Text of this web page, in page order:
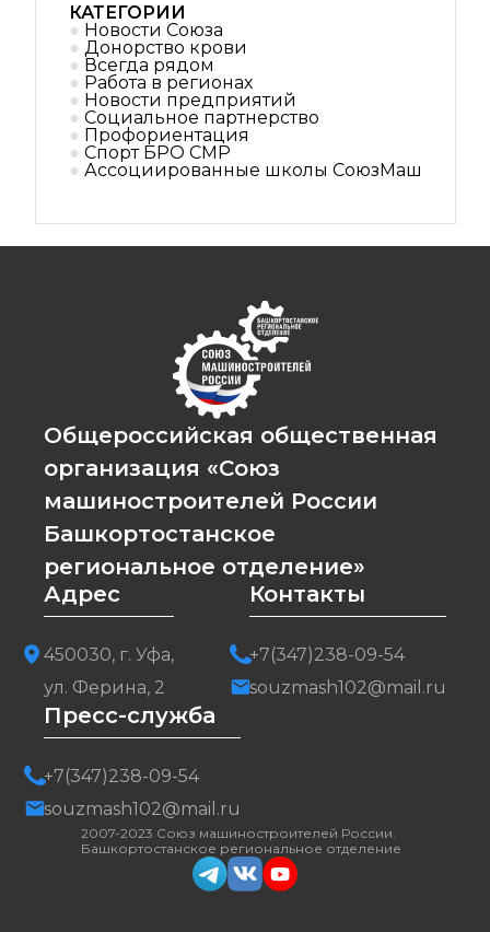
КАТЕГОРИИ
Новости Союза
Донорство крови
Всегда рядом
Работа в регионах
Новости предприятий
Социальное партнерствo
Профориентация
Спорт БРО СМР
Ассоциированные школы СоюзМаш
Общероссийская общественная
организация «Союз
машиностроителей России
Башкортостанское
региональное отделение»
Адрес
450030, г. Уфа,
ул. Ферина, 2
Контакты
+7(347)238-09-54
souzmash102@mail.ru
Пресс-служба
+7(347)238-09-54
souzmash102@mail.ru
2007-2023 Союз машиностроителей России.
Башкортостанское региональное отделение